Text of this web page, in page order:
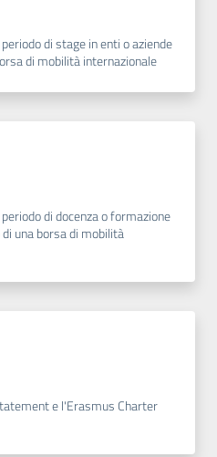
di stage in enti o aziende
di mobilità internazionale
di docenza o formazione
una borsa di mobilità
e l'Erasmus Charter